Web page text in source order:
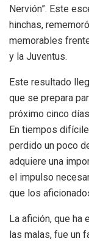
Nervión”. Este
hinchas,
memorables
y la Juventus.
Este resultado
que se prepara
próximo cinco
En tiempos
perdido un poco
adquiere una
el impulso
que los
La afición, que ha
las malas, fue un